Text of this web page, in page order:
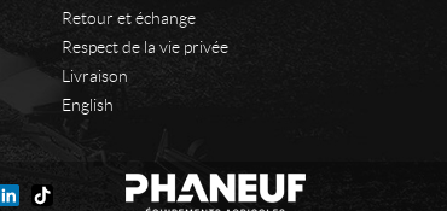
Retour et échange
Respect de la vie privée
Livraison
English